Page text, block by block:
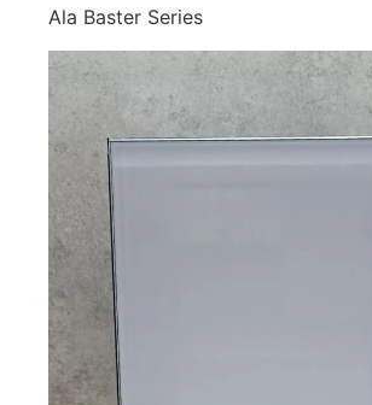
Ala Baster Series